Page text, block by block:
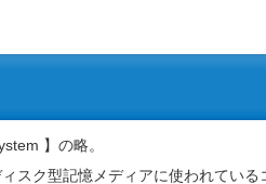
】の略。
スク型記憶メディアに使われてい